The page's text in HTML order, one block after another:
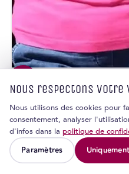
Douze+ étapes.
Nous respectons votre
Nous utilisons des cookies pour
consentement, analyser
d'infos dans la politique de
Paramètres